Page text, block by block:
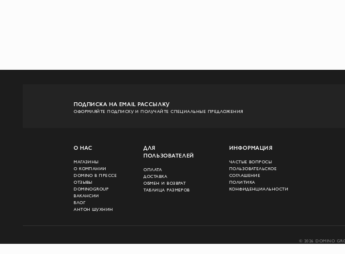
ПОДПИСКА НА EMAIL РАССЫЛКУ
ОФОРМЛЯЙТЕ ПОДПИСКУ И ПОЛУЧАЙТЕ СПЕЦИАЛЬНЫЕ ПРЕДЛОЖЕНИЯ
О НАС
МАГАЗИНЫ
О КОМПАНИИ
DOMINO В ПРЕССЕ
ОТЗЫВЫ
DOMINOGROUP
ВАКАНСИИ
БЛОГ
АНТОН ШУХНИН
ДЛЯ
ПОЛЬЗОВАТЕЛЕЙ
ОПЛАТА
ДОСТАВКА
ОБМЕН И ВОЗВРАТ
ТАБЛИЦА РАЗМЕРОВ
ИНФОРМАЦИЯ
ЧАСТЫЕ ВОПРОСЫ
ПОЛЬЗОВАТЕЛЬСКОЕ
СОГЛАШЕНИЕ
ПОЛИТИКА
КОНФИДЕНЦИАЛЬНОСТИ
© 2026 DOMINO